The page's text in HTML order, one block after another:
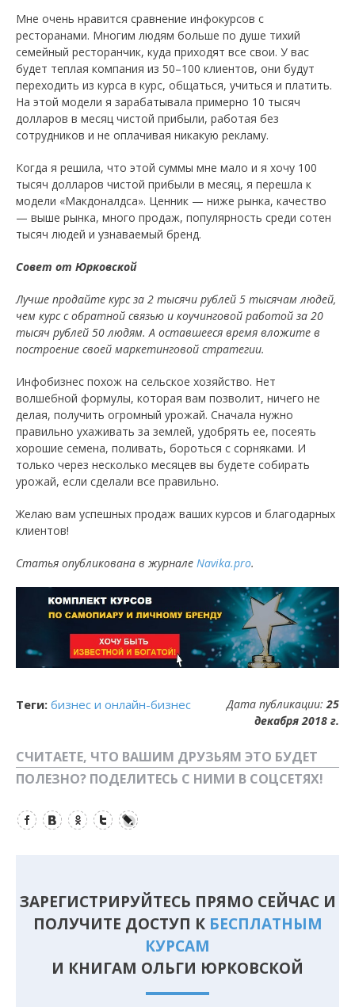
Мне очень нравится сравнение инфокурсов с
ресторанами. Многим людям больше по душе тихий
семейный ресторанчик, куда приходят все свои. У вас
будет теплая компания из 50–100 клиентов, они будут
переходить из курса в курс, общаться, учиться и платить.
На этой модели я зарабатывала примерно 10 тысяч
долларов в месяц чистой прибыли, работая без
сотрудников и не оплачивая никакую рекламу.
Когда я решила, что этой суммы мне мало и я хочу 100
тысяч долларов чистой прибыли в месяц, я перешла к
модели «Макдоналдса». Ценник — ниже рынка, качество
— выше рынка, много продаж, популярность среди сотен
тысяч людей и узнаваемый бренд.
Совет от Юрковской
Лучше продайте курс за 2 тысячи рублей 5 тысячам людей,
чем курс с обратной связью и коучинговой работой за 20
тысяч рублей 50 людям. А оставшееся время вложите в
построение своей маркетинговой стратегии.
Инфобизнес похож на сельское хозяйство. Нет
волшебной формулы, которая вам позволит, ничего не
делая, получить огромный урожай. Сначала нужно
правильно ухаживать за землей, удобрять ее, посеять
хорошие семена, поливать, бороться с сорняками. И
только через несколько месяцев вы будете собирать
урожай, если сделали все правильно.
Желаю вам успешных продаж ваших курсов и благодарных
клиентов!
Статья опубликована в журнале Navika.pro.
Теги: бизнес и онлайн-бизнес Дата публикации:25
декабря 2018 г.
СЧИТАЕТЕ, ЧТО ВАШИМ ДРУЗЬЯМ ЭТО БУДЕТ
ПОЛЕЗНО? ПОДЕЛИТЕСЬ С НИМИ В СОЦСЕТЯХ!
ЗАРЕГИСТРИРУЙТЕСЬ ПРЯМО СЕЙЧАС И
ПОЛУЧИТЕ ДОСТУП К БЕСПЛАТНЫМ
КУРСАМ
И КНИГАМ ОЛЬГИ ЮРКОВСКОЙ